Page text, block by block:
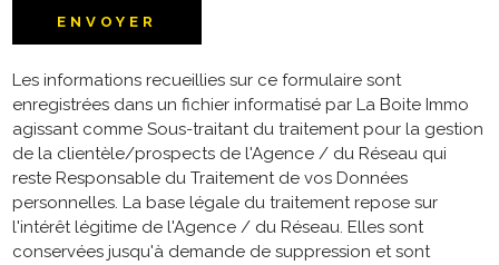
ENVOYER
Les informations recueillies sur ce formulaire sont
enregistrées dans un fichier informatisé par La Boite Immo
agissant comme Sous-traitant du traitement pour la gestion
de la clientèle/prospects de l'Agence / du Réseau qui
reste Responsable du Traitement de vos Données
personnelles. La base légale du traitement repose sur
l'intérêt légitime de l'Agence / du Réseau. Elles sont
conservées jusqu'à demande de suppression et sont